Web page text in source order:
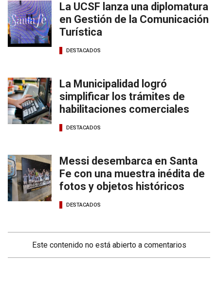
La UCSF lanza una diplomatura
en Gestión de la Comunicación
Turística
DESTACADOS
La Municipalidad logró
simplificar los trámites de
habilitaciones comerciales
DESTACADOS
Messi desembarca en Santa
Fe con una muestra inédita de
fotos y objetos históricos
DESTACADOS
Este contenido no está abierto a comentarios